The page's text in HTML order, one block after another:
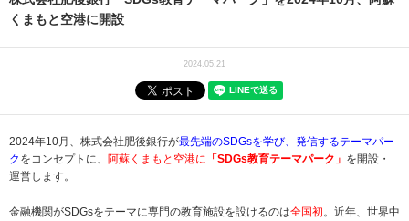
くまもと空港に開設
2024.05.21
2024年10月、株式会社肥後銀行が最先端のSDGsを学び、発信するテーマパー
ク をコンセプトに、 阿蘇くまもと空港に 「SDGs教育テーマパーク」 を開設・
運営します。
金融機関がSDGsをテーマに専門の教育施設を設けるのは全国初。近年、世界中